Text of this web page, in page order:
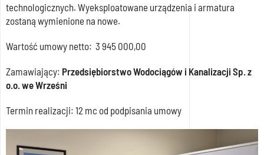
technologicznych. Wyeksploatowane urządzenia i armatura
zostaną wymienione na nowe.
Wartość umowy netto: 3 945 000,00
Zamawiający: Przedsiębiorstwo Wodociągów i Kanalizacji Sp. z
o.o. we Wrześni
Termin realizacji: 12 mc od podpisania umowy